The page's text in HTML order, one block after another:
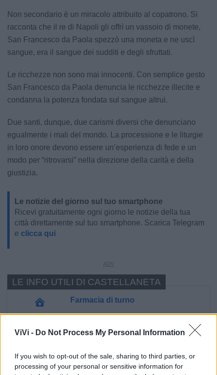
ViVi - Do Not Process My Personal Information
If you wish to opt-out of the sale, sharing to third parties, or
processing of your personal or sensitive information for
Non secondario è un miracolo attribuito al copatrono. Si
racconta che il re di Napoli gli offrì un vassoio di monete,
San Francesco da Paola spezzò una moneta e ne uscì
sangue, era il sangue dei sudditi e degli sfruttati.
Le ricchezze non sono mai innocenti. Con semplice gesto
San Francesco da Paola denuncia le ricchezze illecite e
condanna la potenza fondata sul sangue altrui.
Due santi, dunque, due carismi diversi che denunciano
egualmente i mali del mondo. La processione e le liturgie
in loro onore devono essere un’esperienza di fede e un
modo per “ritrovarsi” nella direzione della carità e della
giustizia.
Le notizie del giorno sul tuo smartphone
Ricevi gratuitamente ogni giorno le notizie della tua
città direttamente sul tuo smartphone. Scarica Telegram
e clicca qui
Farmacia di turno
Cimitero
Ufficio Postale
LE INFO UTILI DI CASTELLANETA